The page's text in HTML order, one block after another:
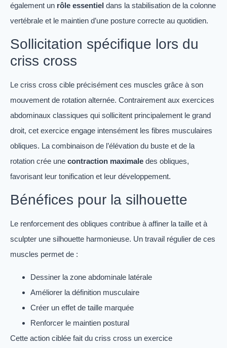
également un rôle essentiel dans la stabilisation de la colonne
vertébrale et le maintien d’une posture correcte au quotidien.
Sollicitation spécifique lors du
criss cross
Le criss cross cible précisément ces muscles grâce à son
mouvement de rotation alternée. Contrairement aux exercices
abdominaux classiques qui sollicitent principalement le grand
droit, cet exercice engage intensément les fibres musculaires
obliques. La combinaison de l’élévation du buste et de la
rotation crée une contraction maximale des obliques,
favorisant leur tonification et leur développement.
Bénéfices pour la silhouette
Le renforcement des obliques contribue à affiner la taille et à
sculpter une silhouette harmonieuse. Un travail régulier de ces
muscles permet de :
Dessiner la zone abdominale latérale
Améliorer la définition musculaire
Créer un effet de taille marquée
Renforcer le maintien postural
Cette action ciblée fait du criss cross un exercice